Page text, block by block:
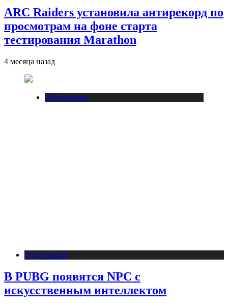
ARC Raiders установила антирекорд по
просмотрам на фоне старта
тестирования Marathon
4 месяца назад
Публикации
Публикации
В PUBG появятся NPC с
искусственным интеллектом